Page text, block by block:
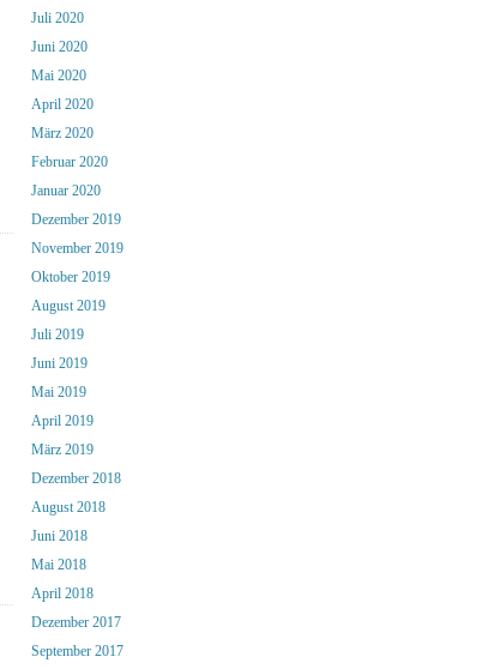
Juli 2020
Juni 2020
Mai 2020
April 2020
März 2020
Februar 2020
Januar 2020
Dezember 2019
November 2019
Oktober 2019
August 2019
Juli 2019
Juni 2019
Mai 2019
April 2019
März 2019
Dezember 2018
August 2018
Juni 2018
Mai 2018
April 2018
Dezember 2017
September 2017